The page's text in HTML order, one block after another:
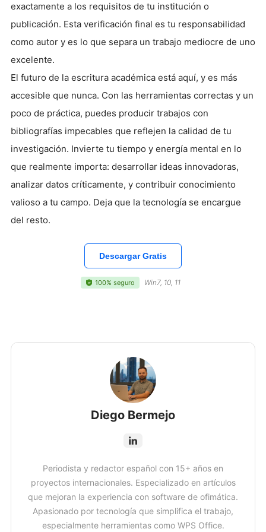
exactamente a los requisitos de tu institución o
publicación. Esta verificación final es tu responsabilidad
como autor y es lo que separa un trabajo mediocre de uno
excelente.
El futuro de la escritura académica está aquí, y es más
accesible que nunca. Con las herramientas correctas y un
poco de práctica, puedes producir trabajos con
bibliografías impecables que reflejen la calidad de tu
investigación. Invierte tu tiempo y energía mental en lo
que realmente importa: desarrollar ideas innovadoras,
analizar datos críticamente, y contribuir conocimiento
valioso a tu campo. Deja que la tecnología se encargue
del resto.
Descargar Gratis
100% seguro Win7, 10, 11
Diego Bermejo
Periodista y redactor español con 15+ años en
proyectos internacionales. Especializado en artículos
que mejoran la experiencia con software de ofimática.
Apasionado por tecnología que simplifica el trabajo,
especialmente herramientas como WPS Office.